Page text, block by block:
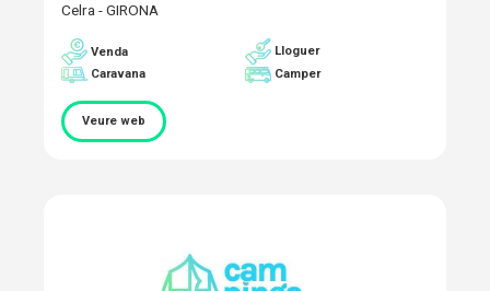
Celra - GIRONA
Venda
Lloguer
Caravana
Camper
Veure web